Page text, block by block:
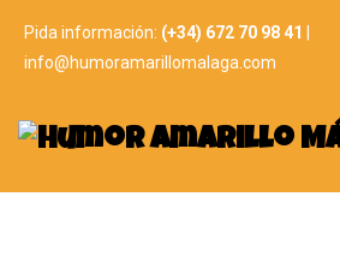
Pida información: (+34) 672 70 98 41
info@humoramarillomalaga.com